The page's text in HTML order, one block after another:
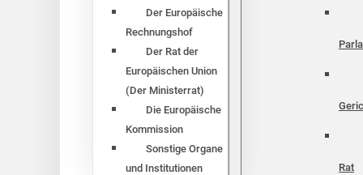
Der Europäische
Rechnungshof
Der Rat der
Europäischen Union
(Der Ministerrat)
Die Europäische
Kommission
Sonstige Organe
und Institutionen
Rat